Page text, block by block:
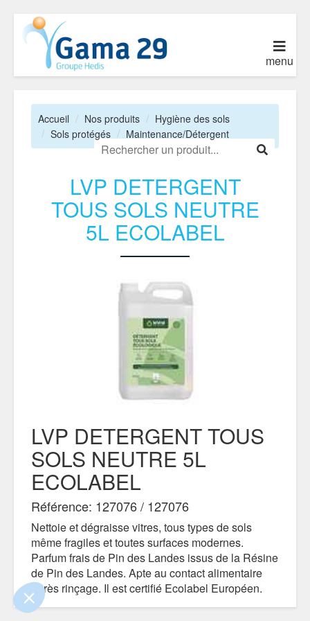
de ce site vous intéresse
par
menu
Accueil Nos produits
Hygiène des sols
Sols protégés
Maintenance/Détergent
LVP DETERGENT
TOUS SOLS NEUTRE
5L ECOLABEL
LVP DETERGENT TOUS
SOLS NEUTRE 5L
ECOLABEL
Référence: 127076 / 127076
Nettoie et dégraisse vitres, tous types de sols
même fragiles et toutes surfaces modernes.
Parfum frais de Pin des Landes issus de la Résine
de Pin des Landes. Apte au contact alimentaire
après rinçage. Il est certifié Ecolabel Européen.